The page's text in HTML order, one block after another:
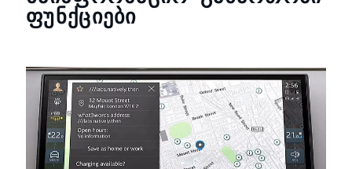
ᲤᲣᲜᲥᲪᲘᲔᲑᲘ